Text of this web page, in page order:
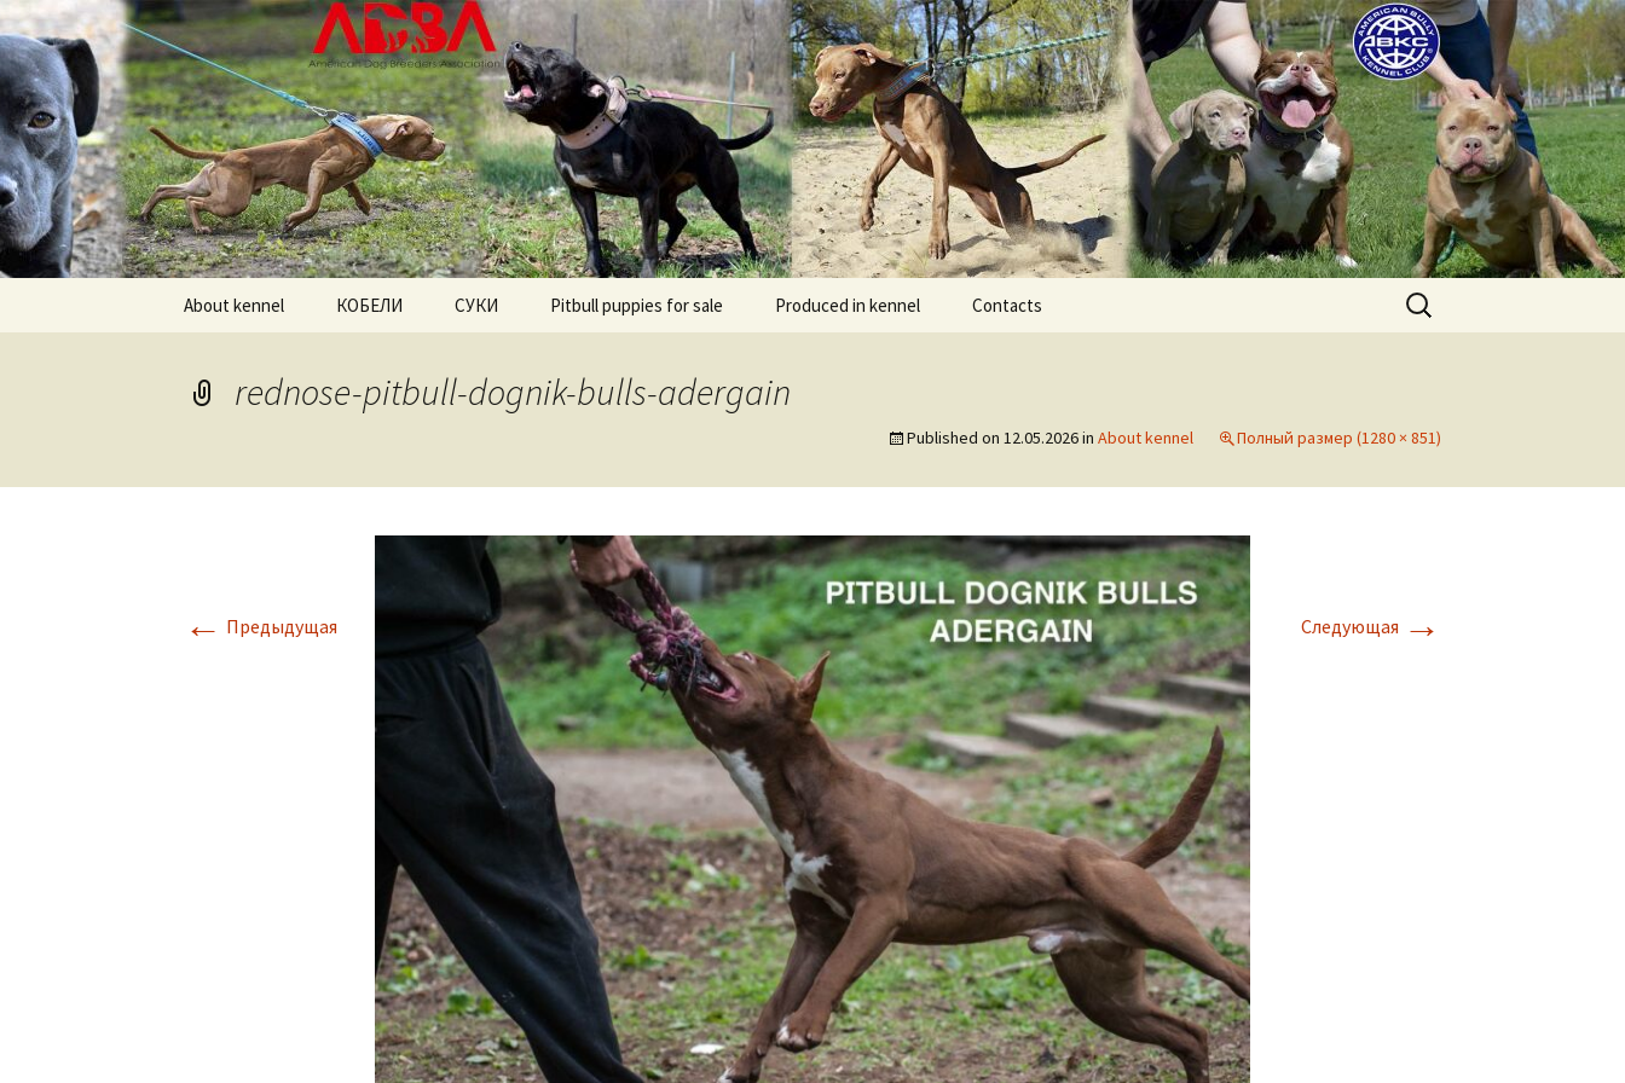
DOGNIK BULLS
American pitbull terrier kennel DOGNIK BULLS Europe. ADBA registered. APBT puppies for sale. Worldwide shipping
About kennel КОБЕЛИ
питбультерьер
СУКИ
питбультерьер
Pitbull puppies for sale Produced in kennel Contacts
Найти:
rednose-pitbull-dognik-bulls-adergain
Published on 12.05.2026in About kennel Полный размер (1280 × 851)
← Предыдущая Следующая →